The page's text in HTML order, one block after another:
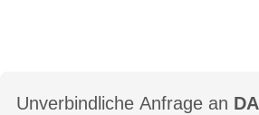
Unverbindliche Anfrage an